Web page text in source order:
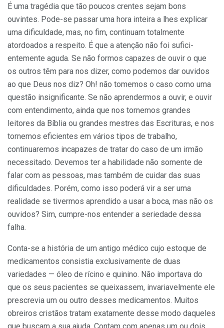
É uma tragédia que tão poucos crentes sejam bons
ouvintes. Pode-se passar uma hora inteira a lhes explicar
uma dificuldade, mas, no fim, continuam totalmente
atordoados a respeito. É que a atenção não foi sufici­
entemente aguda. Se não formos capazes de ouvir o que
os outros têm para nos dizer, como podemos dar ouvidos
ao que Deus nos diz? Oh! não tomemos o caso como uma
questão insignificante. Se não aprendermos a ouvir, e ouvir
com entendimento, ainda que nos tornemos grandes
leitores da Bíblia ou grandes mestres das Escrituras, e nos
tornemos eficientes em vários tipos de trabalho,
continuaremos incapazes de tratar do caso de um irmão
necessitado. Devemos ter a habi­lidade não somente de
falar com as pessoas, mas também de cuidar das suas
dificuldades. Porém, como isso poderá vir a ser uma
realidade se tivermos aprendido a usar a boca, mas não os
ouvidos? Sim, cumpre-nos entender a seriedade dessa
falha.
Conta-se a história de um antigo médico cujo estoque de
medicamentos consistia exclusivamente de duas
variedades — óleo de rícino e quinino. Não impor­tava do
que os seus pacientes se queixassem, invariavel­mente ele
prescrevia um ou outro desses medicamentos. Muitos
obreiros cristãos tratam exatamente desse modo daqueles